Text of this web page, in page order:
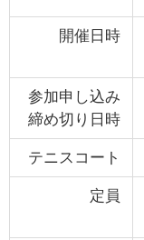
開催日時
参加申し込み
締め切り日時
テニスコート
定員